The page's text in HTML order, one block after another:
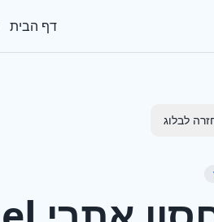
דף הבית
לבלוג